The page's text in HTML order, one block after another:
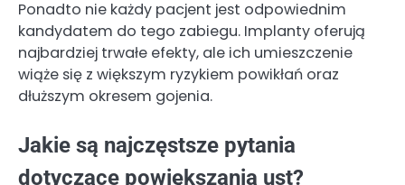
Ponadto nie każdy pacjent jest odpowiednim
kandydatem do tego zabiegu. Implanty oferują
najbardziej trwałe efekty, ale ich umieszczenie
wiąże się z większym ryzykiem powikłań oraz
dłuższym okresem gojenia.
Jakie są najczęstsze pytania
dotyczące powiększania ust?